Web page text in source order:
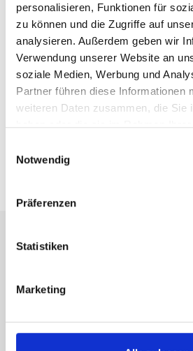
personalisieren, Funktionen für
zu können und die Zugriffe auf
analysieren. Außerdem geben wir
Verwendung unserer Website an
soziale Medien, Werbung und
Partner führen diese Informationen
weiteren Daten zusammen, die Sie
haben oder die sie im Rahmen
Notwendig
Präferenzen
Statistiken
Marketing
* Pflichtfeld